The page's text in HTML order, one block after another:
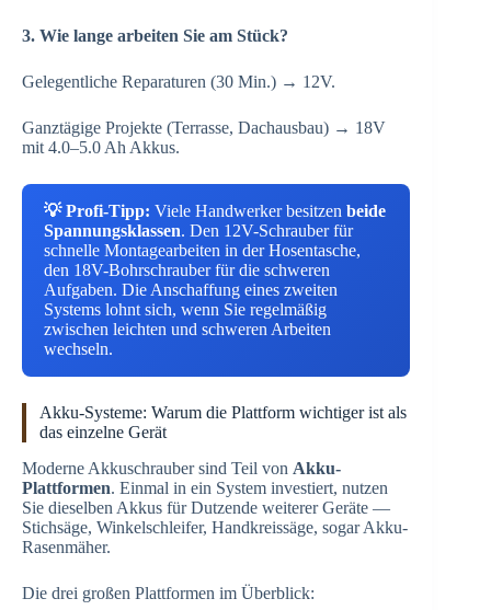
3. Wie lange arbeiten Sie am Stück?
Gelegentliche Reparaturen (30 Min.) → 12V.
Ganztägige Projekte (Terrasse, Dachausbau) → 18V
mit 4.0–5.0 Ah Akkus.
💡 Profi-Tipp: Viele Handwerker besitzen beide
Spannungsklassen. Den 12V-Schrauber für
schnelle Montagearbeiten in der Hosentasche,
den 18V-Bohrschrauber für die schweren
Aufgaben. Die Anschaffung eines zweiten
Systems lohnt sich, wenn Sie regelmäßig
zwischen leichten und schweren Arbeiten
wechseln.
Akku-Systeme: Warum die Plattform wichtiger ist als
das einzelne Gerät
Moderne Akkuschrauber sind Teil von Akku-
Plattformen. Einmal in ein System investiert, nutzen
Sie dieselben Akkus für Dutzende weiterer Geräte —
Stichsäge, Winkelschleifer, Handkreissäge, sogar Akku-
Rasenmäher.
Die drei großen Plattformen im Überblick: